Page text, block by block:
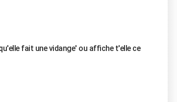
fait une vidange' ou affiche t'elle ce